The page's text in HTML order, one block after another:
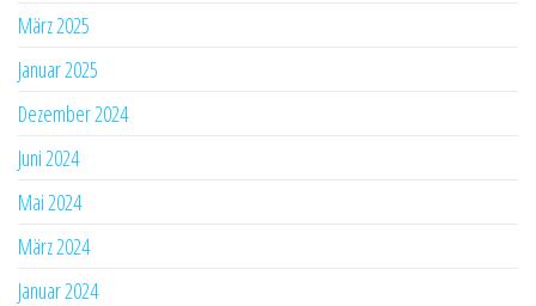
März 2025
Januar 2025
Dezember 2024
Juni 2024
Mai 2024
März 2024
Januar 2024